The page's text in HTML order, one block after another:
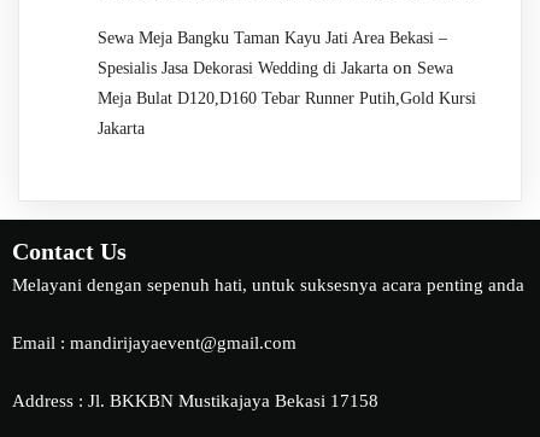
Sewa Meja Bangku Taman Kayu Jati Area Bekasi –
Spesialis Jasa Dekorasi Wedding di Jakarta on Sewa
Meja Bulat D120,D160 Tebar Runner Putih,Gold Kursi
Jakarta
Contact Us
Melayani dengan sepenuh hati, untuk suksesnya acara penting anda
Email : mandirijayaevent@gmail.com
Address : Jl. BKKBN Mustikajaya Bekasi 17158